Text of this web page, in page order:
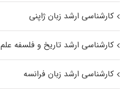
کارشناسی ارشد زبان ژاپنی
کارشناسی ارشد تاریخ و فلسفه علم
کارشناسی ارشد زبان فرانسه